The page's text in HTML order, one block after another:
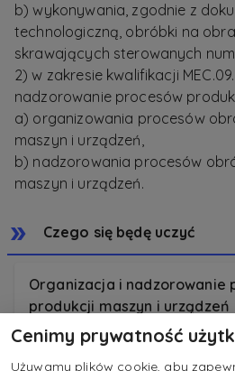
b) wykonywania, zgodnie z
technologiczną, obróbki na
skrawających sterowanych
2) w zakresie kwalifikacji
nadzorowanie procesów
a) organizowania procesów
maszyn i urządzeń,
b) nadzorowania procesów
maszyn i urządzeń.
Czego się będę uczyć
Organizacja i nadzorowanie
produkcji maszyn i urządzeń
Wykonywanie i naprawa
Cenimy prywatność
Używamy plików cookie, aby